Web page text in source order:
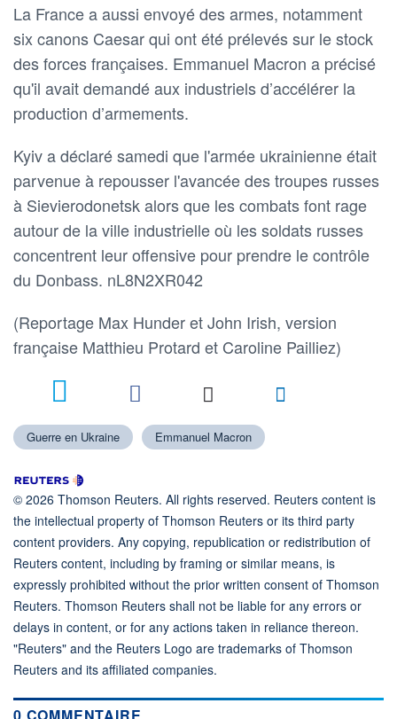
La France a aussi envoyé des armes, notamment
six canons Caesar qui ont été prélevés sur le stock
des forces françaises. Emmanuel Macron a précisé
qu'il avait demandé aux industriels d’accélérer la
production d’armements.
Kyiv a déclaré samedi que l'armée ukrainienne était
parvenue à repousser l'avancée des troupes russes
à Sievierodonetsk alors que les combats font rage
autour de la ville industrielle où les soldats russes
concentrent leur offensive pour prendre le contrôle
du Donbass. nL8N2XR042
(Reportage Max Hunder et John Irish, version
française Matthieu Protard et Caroline Pailliez)
Guerre en Ukraine Emmanuel Macron
© 2026 Thomson Reuters. All rights reserved. Reuters content is
the intellectual property of Thomson Reuters or its third party
content providers. Any copying, republication or redistribution of
Reuters content, including by framing or similar means, is
expressly prohibited without the prior written consent of Thomson
Reuters. Thomson Reuters shall not be liable for any errors or
delays in content, or for any actions taken in reliance thereon.
"Reuters" and the Reuters Logo are trademarks of Thomson
Reuters and its affiliated companies.